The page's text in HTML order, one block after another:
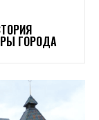
ГОРОДА